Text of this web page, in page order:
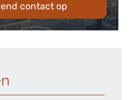
contact op